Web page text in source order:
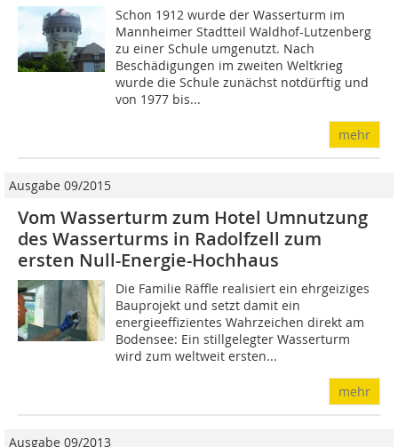
Schon 1912 wurde der Wasserturm im
Mannheimer Stadtteil Waldhof-Lutzenberg
zu einer Schule umgenutzt. Nach
Beschädigungen im zweiten Weltkrieg
wurde die Schule zunächst notdürftig und
von 1977 bis...
mehr
Ausgabe 09/2015
Vom Wasserturm zum Hotel Umnutzung
des Wasserturms in Radolfzell zum
ersten Null-Energie-Hochhaus
Die Familie Räffle realisiert ein ehrgeiziges
Bauprojekt und setzt damit ein
energieeffizientes Wahrzeichen direkt am
Bodensee: Ein stillgelegter Wasserturm
wird zum weltweit ersten...
mehr
Ausgabe 09/2013